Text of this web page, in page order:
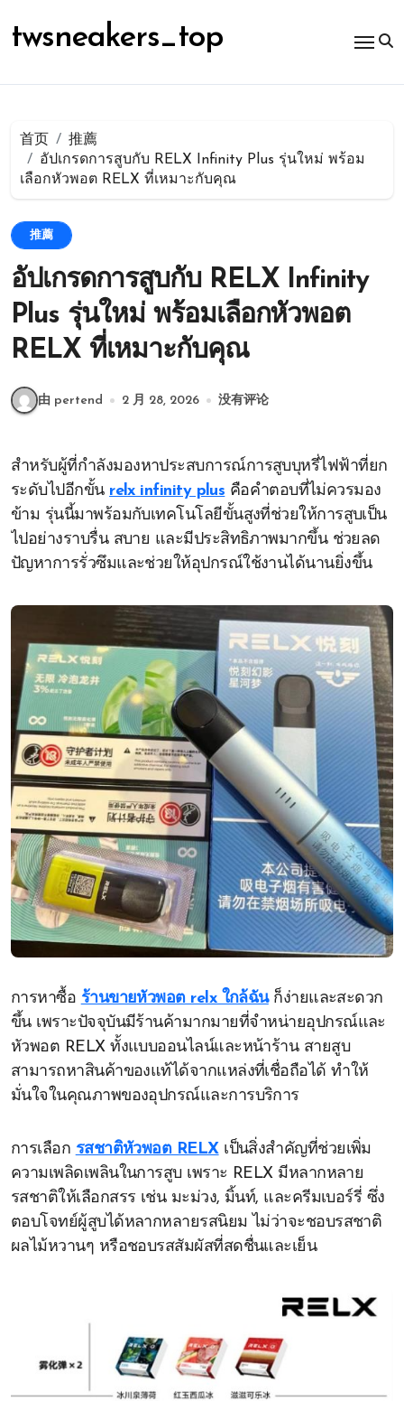
容
twsneakers_top
首页
推薦
อัปเกรดการสูบกับ RELX Infinity Plus รุ่นใหม่ พร้อม
เลือกหัวพอต RELX ที่เหมาะกับคุณ
推薦
อัปเกรดการสูบกับ RELX Infinity
Plus รุ่นใหม่ พร้อมเลือกหัวพอต
RELX ที่เหมาะกับคุณ
由 pertend 2 月 28, 2026 没有评论
สำหรับผู้ที่กำลังมองหาประสบการณ์การสูบบุหรี่ไฟฟ้าที่ยก
ระดับไปอีกขั้น relx infinity plus คือคำตอบที่ไม่ควรมอง
ข้าม รุ่นนี้มาพร้อมกับเทคโนโลยีขั้นสูงที่ช่วยให้การสูบเป็น
ไปอย่างราบรื่น สบาย และมีประสิทธิภาพมากขึ้น ช่วยลด
ปัญหาการรั่วซึมและช่วยให้อุปกรณ์ใช้งานได้นานยิ่งขึ้น
การหาซื้อ ร้านขายหัวพอต relx ใกล้ฉันก็ง่ายและสะดวก
ขึ้น เพราะปัจจุบันมีร้านค้ามากมายที่จำหน่ายอุปกรณ์และ
หัวพอต RELX ทั้งแบบออนไลน์และหน้าร้าน สายสูบ
สามารถหาสินค้าของแท้ได้จากแหล่งที่เชื่อถือได้ ทำให้
มั่นใจในคุณภาพของอุปกรณ์และการบริการ
การเลือก รสชาติหัวพอต RELXเป็นสิ่งสำคัญที่ช่วยเพิ่ม
ความเพลิดเพลินในการสูบ เพราะ RELX มีหลากหลาย
รสชาติให้เลือกสรร เช่น มะม่วง, มิ้นท์, และครีมเบอร์รี่ ซึ่ง
ตอบโจทย์ผู้สูบได้หลากหลายรสนิยม ไม่ว่าจะชอบรสชาติ
ผลไม้หวานๆ หรือชอบรสสัมผัสที่สดชื่นและเย็น